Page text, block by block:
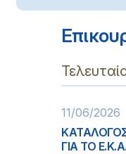
11/06/2026
ΓΙΑ ΤΟ